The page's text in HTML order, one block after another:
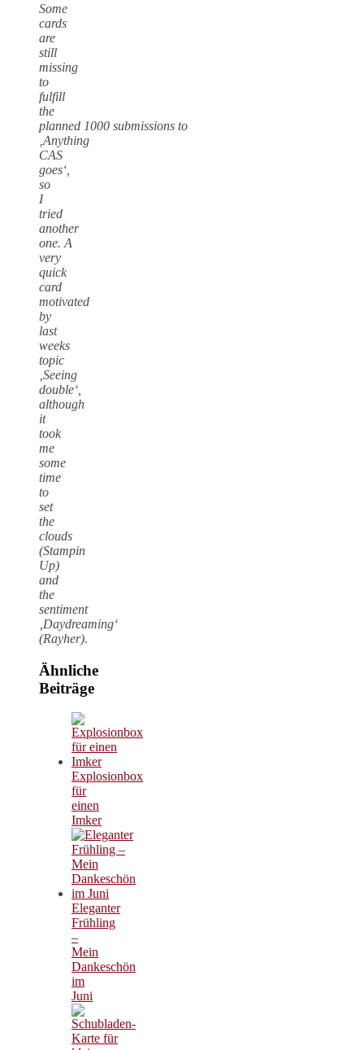
Some
cards
are
still
missing
to
fulfill
the
planned 1000 submissions to
‚Anything
CAS
goes‘,
so
I
tried
another
one. A
very
quick
card
motivated
by
last
weeks
topic
‚Seeing
double‘,
although
it
took
me
some
time
to
set
the
clouds
(Stampin
Up)
and
the
sentiment
‚Daydreaming‘
(Rayher).
Ähnliche
Beiträge
Explosionbox
für
einen
Imker
Eleganter
Frühling
–
Mein
Dankeschön
im
Juni